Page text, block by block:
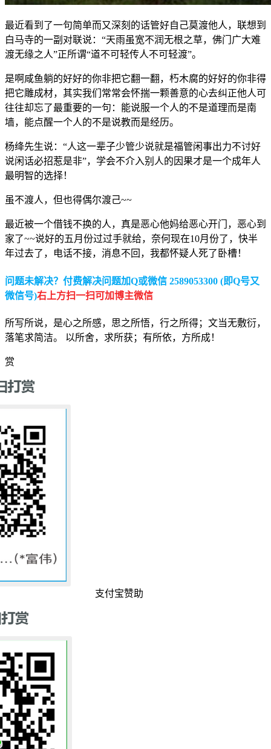
最近看到了一句简单而又深刻的话管好自己莫渡他人，联想到
白马寺的一副对联说：“天雨虽宽不润无根之草，佛门广大难
渡无缘之人”正所谓“道不可轻传人不可轻渡”。
是啊咸鱼躺的好好的你非把它翻一翻，朽木腐的好好的你非得
把它雕成材，其实我们常常会怀揣一颗善意的心去纠正他人可
往往却忘了最重要的一句：能说服一个人的不是道理而是南
墙，能点醒一个人的不是说教而是经历。
杨绛先生说：“人这一辈子少管少说就是福管闲事出力不讨好
说闲话必招惹是非”，学会不介入别人的因果才是一个成年人
最明智的选择！
虽不渡人，但也得偶尔渡己~~
最近被一个借钱不换的人，真是恶心他妈给恶心开门，恶心到
家了~~说好的五月份过过手就给，奈何现在10月份了，快半
年过去了，电话不接，消息不回，我都怀疑人死了卧槽！
问题未解决？付费解决问题加Q或微信 2589053300 (即Q号又
微信号)右上方扫一扫可加博主微信
所写所说，是心之所感，思之所悟，行之所得；文当无敷衍，
落笔求简洁。 以所舍，求所获；有所依，方所成！
赏
支付宝赞助